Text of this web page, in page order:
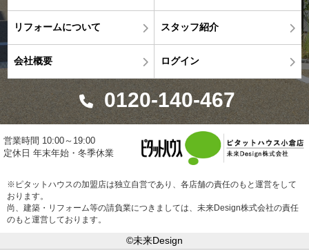
リフォームについて スタッフ紹介
会社概要 ログイン
0120-140-467
営業時間 10:00～19:00
定休日 年末年始・冬季休業
※ピタットハウスの加盟店は独立自営であり、各店舗の責任のもと運営をして
おります。
尚、建築・リフォーム等の請負業につきましては、未来Design株式会社の責任
のもと運営しております。
©未来Design